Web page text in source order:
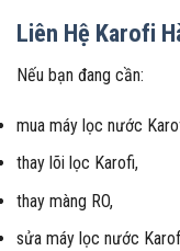
Liên Hệ Karofi
Nếu bạn đang cần:
mua máy lọc nước
thay lõi lọc Karofi,
thay màng RO,
sửa máy lọc nước